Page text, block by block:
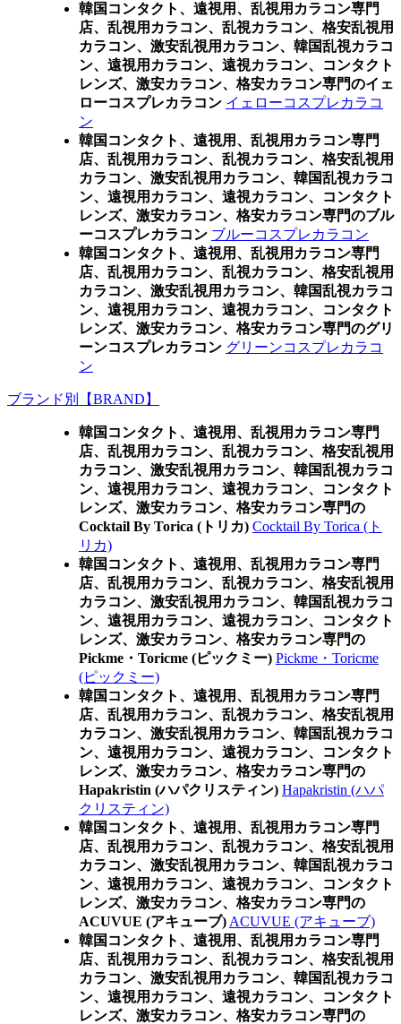
韓国コンタクト、遠視用、乱視用カラコン専門
店、乱視用カラコン、乱視カラコン、格安乱視用
カラコン、激安乱視用カラコン、韓国乱視カラコ
ン、遠視用カラコン、遠視カラコン、コンタクト
レンズ、激安カラコン、格安カラコン専門のイェ
ローコスプレカラコン イェローコスプレカラコ
ン
韓国コンタクト、遠視用、乱視用カラコン専門
店、乱視用カラコン、乱視カラコン、格安乱視用
カラコン、激安乱視用カラコン、韓国乱視カラコ
ン、遠視用カラコン、遠視カラコン、コンタクト
レンズ、激安カラコン、格安カラコン専門のブル
ーコスプレカラコン ブルーコスプレカラコン
韓国コンタクト、遠視用、乱視用カラコン専門
店、乱視用カラコン、乱視カラコン、格安乱視用
カラコン、激安乱視用カラコン、韓国乱視カラコ
ン、遠視用カラコン、遠視カラコン、コンタクト
レンズ、激安カラコン、格安カラコン専門のグリ
ーンコスプレカラコン グリーンコスプレカラコ
ン
ブランド別【BRAND】
韓国コンタクト、遠視用、乱視用カラコン専門
店、乱視用カラコン、乱視カラコン、格安乱視用
カラコン、激安乱視用カラコン、韓国乱視カラコ
ン、遠視用カラコン、遠視カラコン、コンタクト
レンズ、激安カラコン、格安カラコン専門の
Cocktail By Torica (トリカ) Cocktail By Torica (ト
リカ)
韓国コンタクト、遠視用、乱視用カラコン専門
店、乱視用カラコン、乱視カラコン、格安乱視用
カラコン、激安乱視用カラコン、韓国乱視カラコ
ン、遠視用カラコン、遠視カラコン、コンタクト
レンズ、激安カラコン、格安カラコン専門の
Pickme・Toricme (ピックミー) Pickme・Toricme
(ピックミー)
韓国コンタクト、遠視用、乱視用カラコン専門
店、乱視用カラコン、乱視カラコン、格安乱視用
カラコン、激安乱視用カラコン、韓国乱視カラコ
ン、遠視用カラコン、遠視カラコン、コンタクト
レンズ、激安カラコン、格安カラコン専門の
Hapakristin (ハパクリスティン) Hapakristin (ハパ
クリスティン)
韓国コンタクト、遠視用、乱視用カラコン専門
店、乱視用カラコン、乱視カラコン、格安乱視用
カラコン、激安乱視用カラコン、韓国乱視カラコ
ン、遠視用カラコン、遠視カラコン、コンタクト
レンズ、激安カラコン、格安カラコン専門の
ACUVUE (アキューブ) ACUVUE (アキューブ)
韓国コンタクト、遠視用、乱視用カラコン専門
店、乱視用カラコン、乱視カラコン、格安乱視用
カラコン、激安乱視用カラコン、韓国乱視カラコ
ン、遠視用カラコン、遠視カラコン、コンタクト
レンズ、激安カラコン、格安カラコン専門の